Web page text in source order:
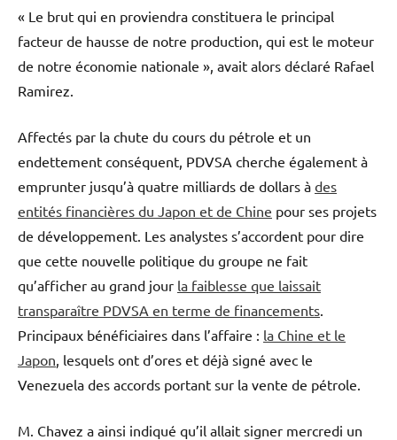
« Le brut qui en proviendra constituera le principal
facteur de hausse de notre production, qui est le moteur
de notre économie nationale », avait alors déclaré Rafael
Ramirez.
Affectés par la chute du cours du pétrole et un
endettement conséquent, PDVSA cherche également à
emprunter jusqu’à quatre milliards de dollars à des
entités financières du Japon et de Chine pour ses projets
de développement. Les analystes s’accordent pour dire
que cette nouvelle politique du groupe ne fait
qu’afficher au grand jour la faiblesse que laissait
transparaître PDVSA en terme de financements
Principaux bénéficiaires dans l’affaire : la Chine et le
Japon , lesquels ont d’ores et déjà signé avec le
Venezuela des accords portant sur la vente de pétrole.
M. Chavez a ainsi indiqué qu’il allait signer mercredi un